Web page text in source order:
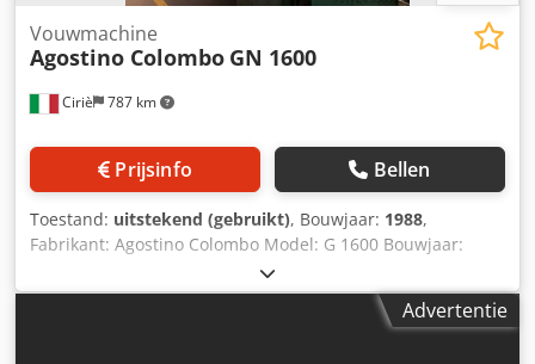
Ciriè 787 km
Vouwmachine
Agostino Colombo GN 1600
Prijsinfo Bellen
Toestand: uitstekend (gebruikt), Bouwjaar: 1988,
Fabrikant: Agostino Colombo Model: G 1600 Bouwjaar:
1989 Conditie: Gebruikt Voorraadnummer: 0386
Perskracht: 1600 ton Aantal drukkpunten: 2 Slag van de
ram: 135 mm Ramverstelling: 20 mm Gereedschapshoogte
Advertentie